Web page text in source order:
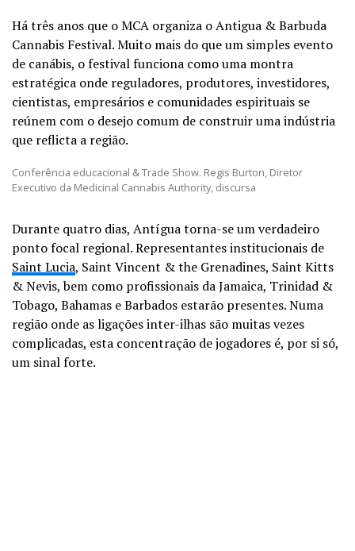
Há três anos que o MCA organiza o Antigua & Barbuda
Cannabis Festival. Muito mais do que um simples evento
de canábis, o festival funciona como uma montra
estratégica onde reguladores, produtores, investidores,
cientistas, empresários e comunidades espirituais se
reúnem com o desejo comum de construir uma indústria
que reflicta a região.
Conferência educacional & Trade Show. Regis Burton, Diretor
Executivo da Medicinal Cannabis Authority, discursa
Durante quatro dias, Antígua torna-se um verdadeiro
ponto focal regional. Representantes institucionais de
Saint Lucia, Saint Vincent & the Grenadines, Saint Kitts
& Nevis, bem como profissionais da Jamaica, Trinidad &
Tobago, Bahamas e Barbados estarão presentes. Numa
região onde as ligações inter-ilhas são muitas vezes
complicadas, esta concentração de jogadores é, por si só,
um sinal forte.